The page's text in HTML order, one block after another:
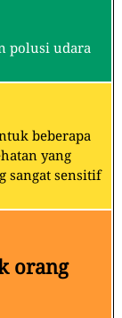
polusi udara
beberapa
yang
sangat sensitif
orang